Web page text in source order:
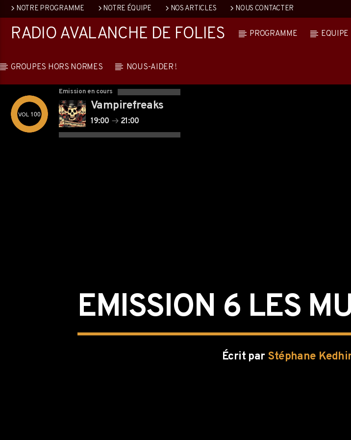
NOTRE PROGRAMME NOTRE ÉQUIPE NOS ARTICLES NOUS CONTACTER
RADIO AVALANCHE DE FOLIES PROGRAMME EQUIPE
GROUPES HORS NORMES NOUS-AIDER !
100
Emission en cours
Vampirefreaks
19:00 21:00
EMISSION 6 LES
Écrit par Stéphane